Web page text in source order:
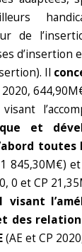
de
d’insertion
Il
2020,
et
845,30M€)
0 et CP
visant
des
(AE et CP